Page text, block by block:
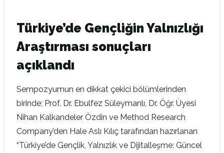
Türkiye’de Gençliğin Yalnızlığı
Araştırması sonuçları
açıklandı
Sempozyumun en dikkat çekici bölümlerinden
birinde; Prof. Dr. Ebulfez Süleymanlı, Dr. Öğr. Üyesi
Nihan Kalkandeler Özdin ve Method Research
Company’den Hale Aslı Kılıç tarafından hazırlanan
“Türkiye’de Gençlik, Yalnızlık ve Dijitalleşme: Güncel